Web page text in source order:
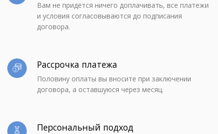
Вам не придётся ничего доплачивать, все платежи
и условия согласовываются до подписания
договора.
Рассрочка платежа
Половину оплаты вы вносите при заключении
договора, а оставшуюся через месяц.
Персональный подход